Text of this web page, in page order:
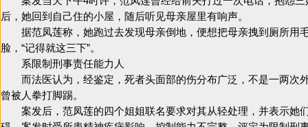
后，她回到自己住的小屋，随后听见母亲屋里有响声。
据范凤莲称，她跑过去发现母亲倒地，便想把母亲拽到厕所用
脸，“记得就这三下”。
系限制刑事责任能力人
而法医认为，经鉴定，死者头面部的伤分布广泛，不是一两次
曾被人拳打脚踢。
案发后，范凤莲的四个姐姐联名要求对其从轻处理，并表示她